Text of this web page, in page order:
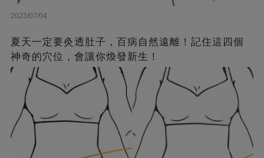
2023/07/04
夏天一定要灸透肚子，百病自然遠離！記住這四個
神奇的穴位，會讓你煥發新生！